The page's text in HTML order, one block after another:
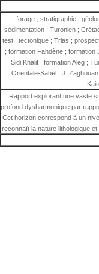
forage ; stratigraphie ;
sédimentation ; Turonien ;
test ; tectonique ; Trias ;
; formation Fahdène ; formation
Sidi Khalif ; formation Aleg ;
Orientale-Sahel ; J.
Rapport explorant une vaste
profond dysharmonique par
Cet horizon correspond à un
reconnaît la nature lithologique